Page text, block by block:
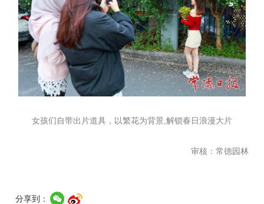
女孩们自带出片道具，以繁花为背景,解锁春日浪漫大片
审核：常德园林
分享到：